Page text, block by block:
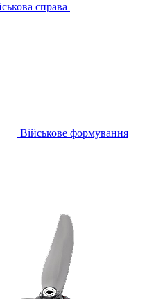
справа
Військове формування